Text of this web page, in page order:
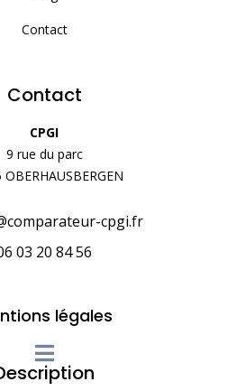
Contact
Contact
CPGI
9 rue du parc
cpgi.fr
03 20 84 56
légales